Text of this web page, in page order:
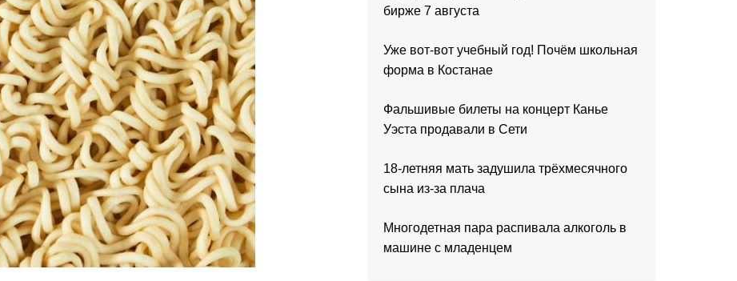
бирже 7 августа
Уже вот-вот учебный год! Почём школьная
форма в Костанае
Фальшивые билеты на концерт Канье
Уэста продавали в Сети
18-летняя мать задушила трёхмесячного
сына из-за плача
Многодетная пара распивала алкоголь в
машине с младенцем